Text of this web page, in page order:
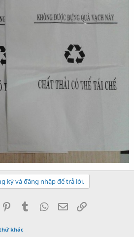
ký và đăng nhập để trả lời.
PinterestTumblr WhatsApp
Email
khác